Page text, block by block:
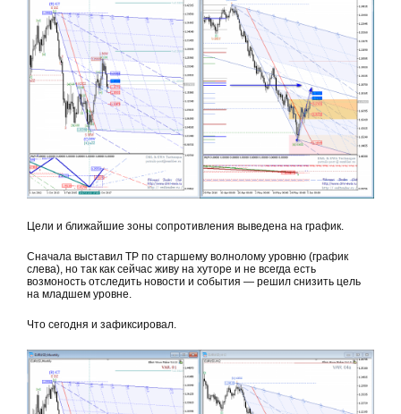
Цели и ближайшие зоны сопротивления выведена на график.
Сначала выставил TP по старшему волнолому уровню (график
слева), но так как сейчас живу на хуторе и не всегда есть
возмоность отследить новости и события — решил снизить цель
на младшем уровне.
Что сегодня и зафиксировал.